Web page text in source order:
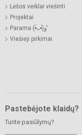
Lėšos veiklai viešinti
Projektai
Parama (•̀ᴗ•́)و ̑̑
Viešieji pirkimai
Pastebėjote klaidų?
Turite pasiūlymų?